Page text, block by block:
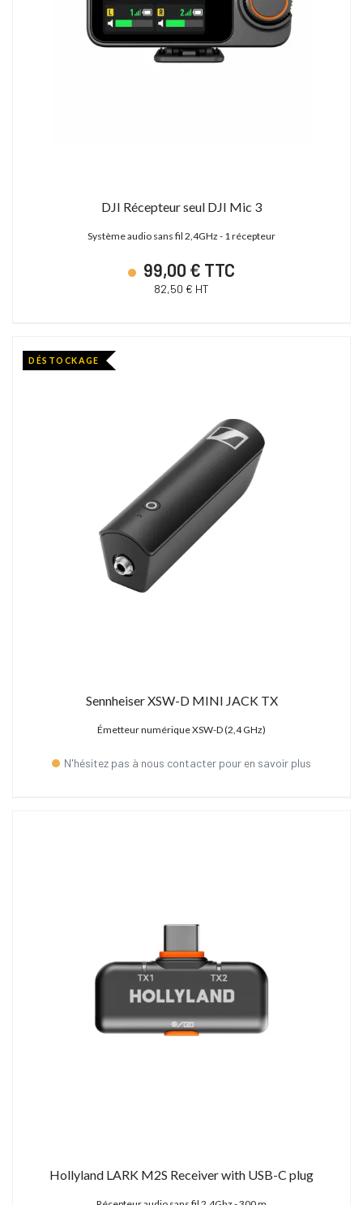
DJI Récepteur seul DJI Mic 3
Système audio sans fil 2,4GHz - 1 récepteur
99,00 € TTC
82,50 € HT
DÉSTOCKAGE
Sennheiser XSW-D MINI JACK TX
Émetteur numérique XSW-D (2,4 GHz)
N'hésitez pas à nous contacter pour en savoir plus
Hollyland LARK M2S Receiver with USB-C plug